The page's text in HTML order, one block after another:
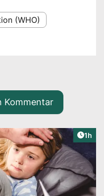
(WHO)
Kommentar
1h